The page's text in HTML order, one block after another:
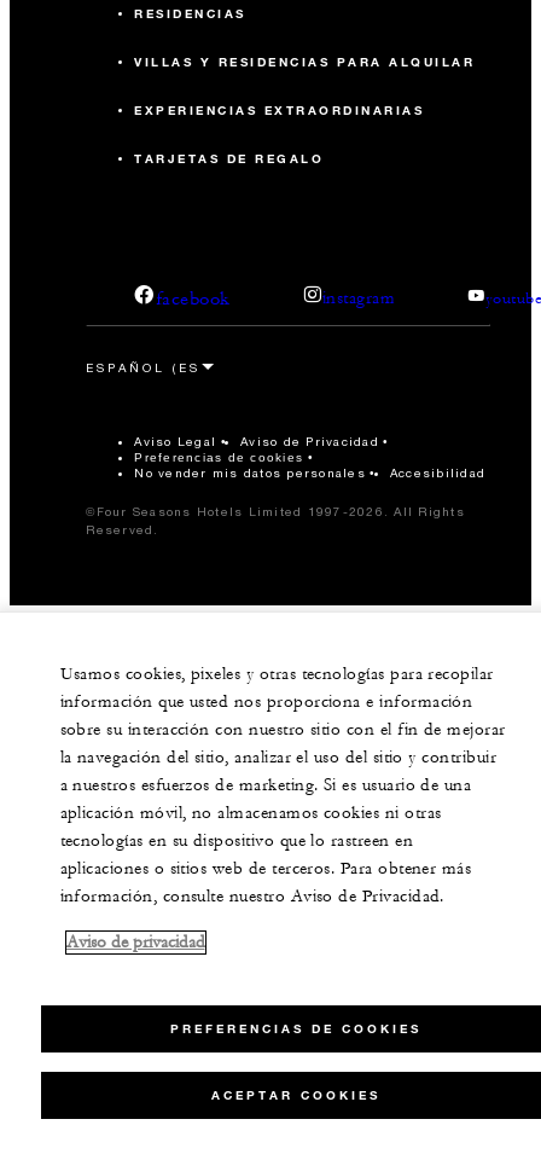
RESIDENCIAS
VILLAS Y RESIDENCIAS PARA ALQUILAR
EXPERIENCIAS EXTRAORDINARIAS
TARJETAS DE REGALO
facebook instagram
Aviso Legal Aviso de Privacidad
Preferencias de cookies
No vender mis datos personales Accesibilidad
©Four Seasons Hotels Limited 1997-2026. All Rights
Reserved.
Usamos cookies, pixeles y otras tecnologías para recopilar
información que usted nos proporciona e información
sobre su interacción con nuestro sitio con el fin de mejorar
la navegación del sitio, analizar el uso del sitio y contribuir
a nuestros esfuerzos de marketing. Si es usuario de una
aplicación móvil, no almacenamos cookies ni otras
tecnologías en su dispositivo que lo rastreen en
aplicaciones o sitios web de terceros. Para obtener más
información, consulte nuestro Aviso de Privacidad.
Aviso de privacidad
PREFERENCIAS DE COOKIES
ACEPTAR COOKIES